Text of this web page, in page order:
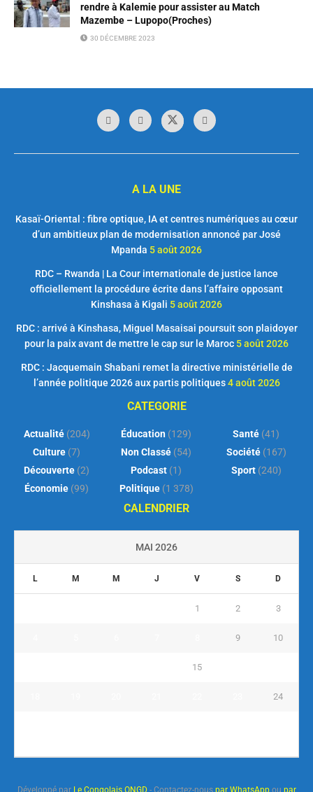
rendre à Kalemie pour assister au Match
Mazembe – Lupopo(Proches)
30 DÉCEMBRE 2023
A LA UNE
Kasaï-Oriental : fibre optique, IA et centres numériques au cœur
d’un ambitieux plan de modernisation annoncé par José
Mpanda 5 août 2026
RDC – Rwanda | La Cour internationale de justice lance
officiellement la procédure écrite dans l’affaire opposant
Kinshasa à Kigali 5 août 2026
RDC : arrivé à Kinshasa, Miguel Masaisai poursuit son plaidoyer
pour la paix avant de mettre le cap sur le Maroc 5 août 2026
RDC : Jacquemain Shabani remet la directive ministérielle de
l’année politique 2026 aux partis politiques 4 août 2026
CATEGORIE
Actualité(204)
Culture (7)
Découverte (2)
Économie (99)
Éducation (129)
Non Classé (54)
Podcast (1)
Politique(1 378)
Santé (41)
Société(167)
Sport(240)
CALENDRIER
MAI 2026
L M M J V S D
1 2 3
9 10
15
24
Développé par Le Congolais ONGD- Contactez-nous par WhatsAppou par